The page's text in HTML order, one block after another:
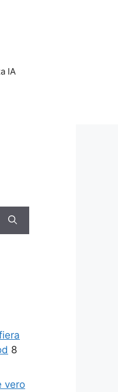
IA
8
vero